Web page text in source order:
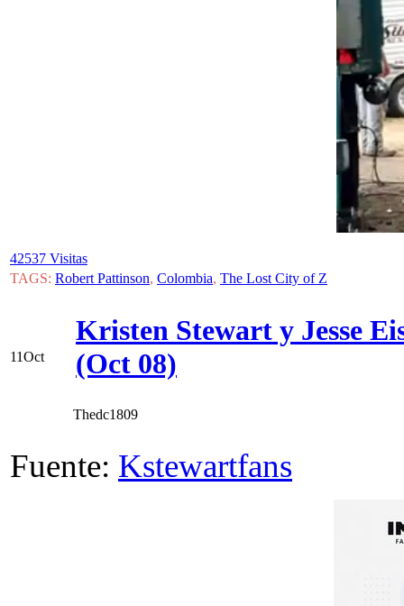
42537 Visitas
TAGS: Robert Pattinson, Colombia, The Lost City of Z
11Oct
Kristen Stewart y Jesse
(Oct 08)
Thedc1809
Fuente: Kstewartfans